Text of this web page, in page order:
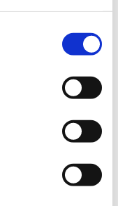
osobowych podanych w
43-24, REGON: